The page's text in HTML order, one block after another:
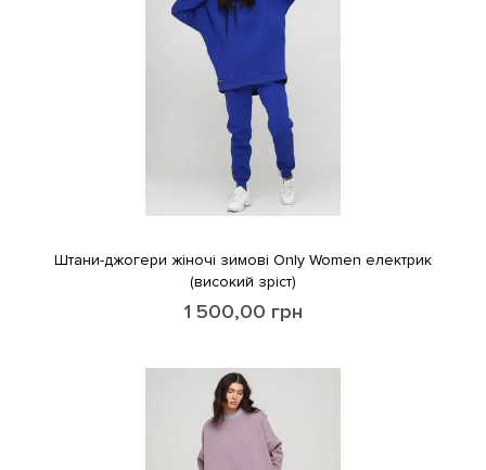
Штани-джогери жіночі зимові Only Women електрик
(високий зріст)
1 500,00 грн